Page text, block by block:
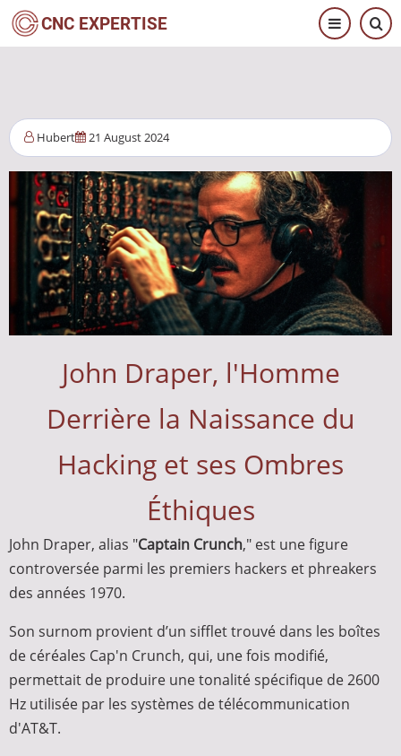
Aller
au
CNC EXPERTISE
Hubert 21 August 2024
John Draper, l'Homme
Derrière la Naissance du
Hacking et ses Ombres
Éthiques
John Draper, alias "Captain Crunch," est une figure
controversée parmi les premiers hackers et phreakers
des années 1970.
Son surnom provient d’un sifflet trouvé dans les boîtes
de céréales Cap'n Crunch, qui, une fois modifié,
permettait de produire une tonalité spécifique de 2600
Hz utilisée par les systèmes de télécommunication
d'AT&T.